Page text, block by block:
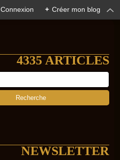
Connexion + Créer mon blog
4335 ARTICLES
NEWSLETTER